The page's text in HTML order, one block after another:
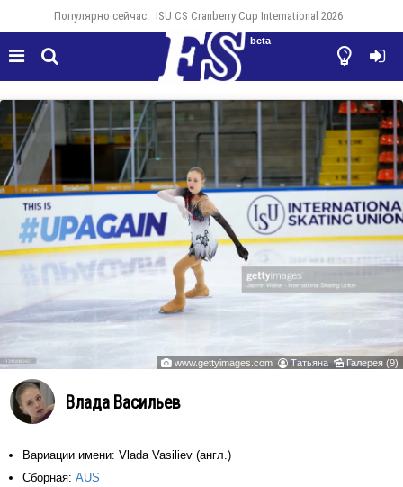
Популярно сейчас: ISU CS Cranberry Cup International 2026
  

beta
 www.gettyimages.com  Татьяна  Галерея (9)
Влада Васильев
Вариации имени: Vlada Vasiliev (англ.)
Сборная: AUS